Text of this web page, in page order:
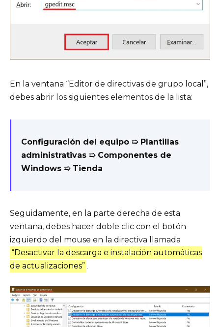
En la ventana “Editor de directivas de grupo local”,
debes abrir los siguientes elementos de la lista:
Configuración del equipo ➯Plantillas
administrativas ➯Componentes de
Windows ➯Tienda
Seguidamente, en la parte derecha de esta
ventana, debes hacer doble clic con el botón
izquierdo del mouse en la directiva llamada
“Desactivar la descarga e instalación automáticas
de actualizaciones” .